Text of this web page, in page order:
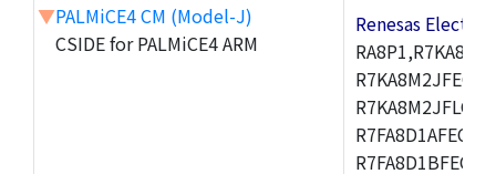
▼PALMiCE4 CM (Model-J)
CSIDE for PALMiCE4 ARM
Renesas